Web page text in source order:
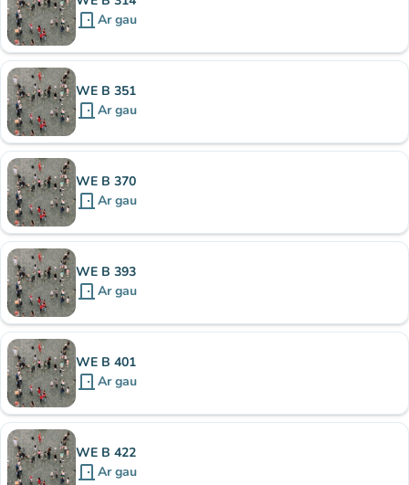
door_front Ar gau
WE B 351
door_front Ar gau
WE B 370
door_front Ar gau
WE B 393
door_front Ar gau
WE B 401
door_front Ar gau
WE B 422
door_front Ar gau